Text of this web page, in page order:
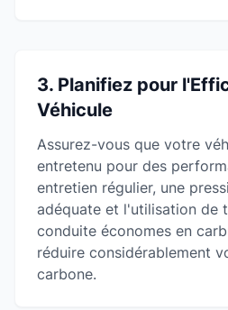
3. Planifiez pour
Véhicule
Assurez-vous que votre
entretenu pour des
entretien régulier, une
adéquate et l'utilisation de
conduite économes en
réduire considérablement
carbone.